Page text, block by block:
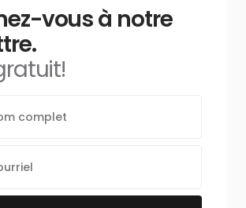
vous à notre